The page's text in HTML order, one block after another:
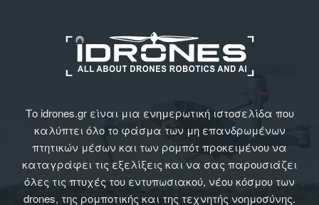
Το idrones.gr είναι μια ενημερωτική ιστοσελίδα που
καλύπτει όλο το φάσμα των μη επανδρωμένων
πτητικών μέσων και των ρομπότ προκειμένου να
καταγράφει τις εξελίξεις και να σας παρουσιάζει
όλες τις πτυχές του εντυπωσιακού, νέου κόσμου των
drones, της ρομποτικής και της τεχνητής νοημοσύνης.